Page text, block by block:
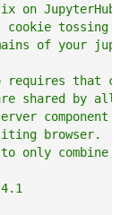
JupyterHub
tossing
of your
that
by all
browser.
combine